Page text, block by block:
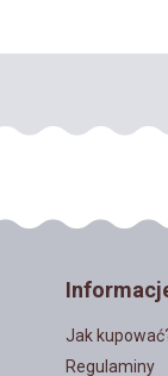
Jak
Regulaminy